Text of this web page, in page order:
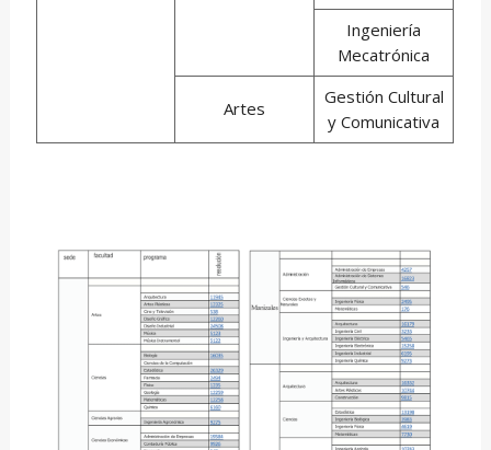
Ingeniería
Mecatrónica
Artes
Gestión Cultural
y Comunicativa